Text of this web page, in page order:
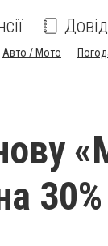
Авто / Мото
30%